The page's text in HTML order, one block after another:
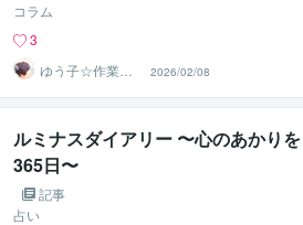
コラム
3
ゆう子☆作業療
法士＆ライフコ
ーチ
2026/02/08
ルミナスダイアリー 〜心のあかり
365日〜
記事
占い